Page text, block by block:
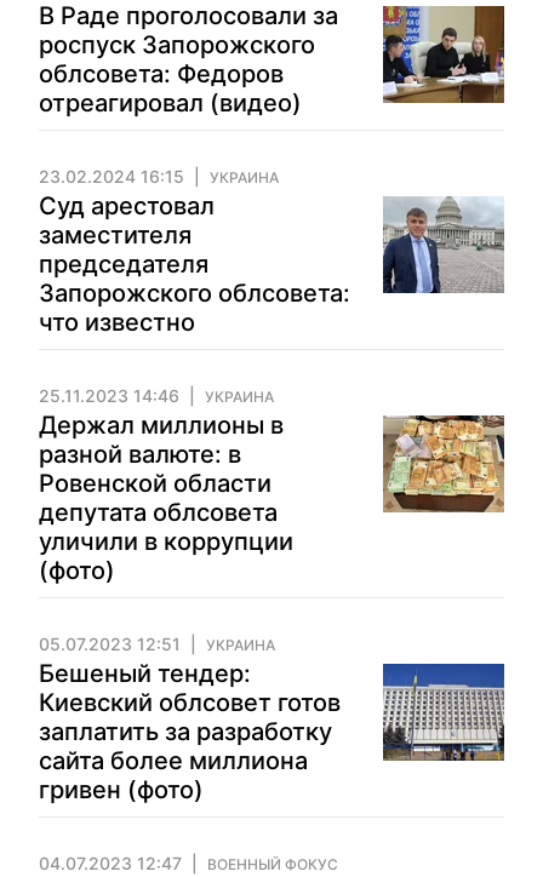
В Раде проголосовали за
роспуск Запорожского
облсовета: Федоров
отреагировал (видео)
23.02.2024 16:15 УКРАИНА
Суд арестовал
заместителя
председателя
Запорожского облсовета:
что известно
25.11.2023 14:46 УКРАИНА
Держал миллионы в
разной валюте: в
Ровенской области
депутата облсовета
уличили в коррупции
(фото)
05.07.2023 12:51 УКРАИНА
Бешеный тендер:
Киевский облсовет готов
заплатить за разработку
сайта более миллиона
гривен (фото)
04.07.2023 12:47 ВОЕННЫЙ ФОКУС